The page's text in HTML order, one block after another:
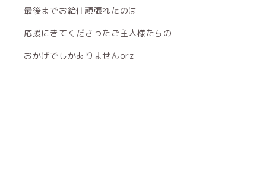
最後までお給仕頑張れたのは
応援にきてくださったご主人様たちの
おかげでしかありませんorz